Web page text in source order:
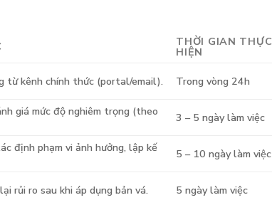
THỜI GIAN THỰC
HIỆN
từ kênh chính thức (portal/email). Trong vòng 24h
giá mức độ nghiêm trọng (theo
3 – 5 ngày làm việc
định phạm vi ảnh hưởng, lập kế
5 – 10 ngày làm việc
rủi ro sau khi áp dụng bản vá. 5 ngày làm việc